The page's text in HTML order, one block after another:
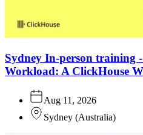
Sydney In-person training
Workload: A ClickHouse
Aug 11, 2026
Sydney (Australia)